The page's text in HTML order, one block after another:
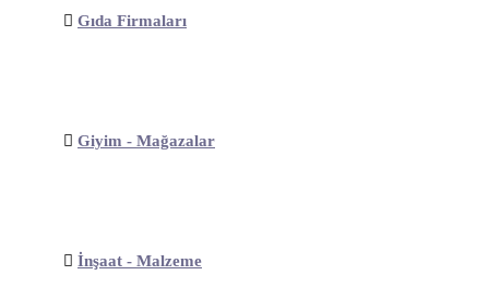
Gıda Firmaları
Giyim - Mağazalar
İnşaat - Malzeme